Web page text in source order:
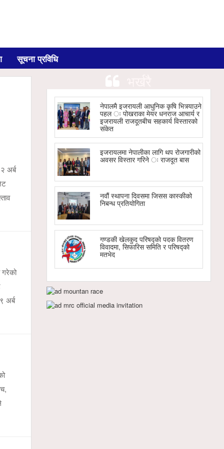
सूचना प्रविधि
अर्ब
अर्ब
नेपालमै इजरायली आधुनिक कृषि भित्र्याउने
पहल ः पोखराका मेयर धनराज आचार्य र
इजरायली राजदूतबीच सहकार्य विस्तारको
संकेत
इजरायलमा नेपालीका लागि थप रोजगारीको
अवसर विस्तार गरिने ः राजदूत बास
नवौं स्थापना दिवसमा जिसस कास्कीको
निबन्ध प्रतियोगिता
गण्डकी खेलकुद परिषद्को पदक वितरण
विवादमा, सिफारिस समिति र परिषद्को
मतभेद